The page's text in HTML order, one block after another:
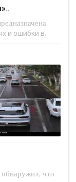
и ошибки в..
что